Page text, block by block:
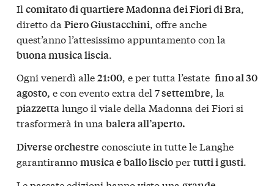
Il comitato di quartiere Madonna dei Fiori di Bra,
diretto da Piero Giustacchini, offre anche
quest’anno l’attesissimo appuntamento con la
buona musica liscia.
Ogni venerdì alle21:00, e per tutta l’estate fino al 30
agosto, e con evento extra del 7 settembre, la
piazzettalungo il viale della Madonna dei Fiori si
trasformerà in una balera all’aperto.
Diverse orchestre conosciute in tutte le Langhe
garantirannomusica e ballo lisciopertutti i gusti.